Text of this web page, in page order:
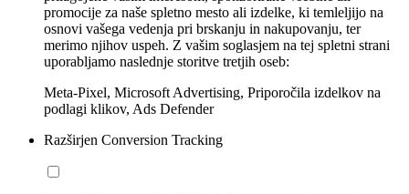
promocije za naše spletno mesto ali izdelke, ki temleljijo na
osnovi vašega vedenja pri brskanju in nakupovanju, ter
merimo njihov uspeh. Z vašim soglasjem na tej spletni strani
uporabljamo naslednje storitve tretjih oseb:
Meta-Pixel, Microsoft Advertising, Priporočila izdelkov na
podlagi klikov, Ads Defender
Razširjen Conversion Tracking